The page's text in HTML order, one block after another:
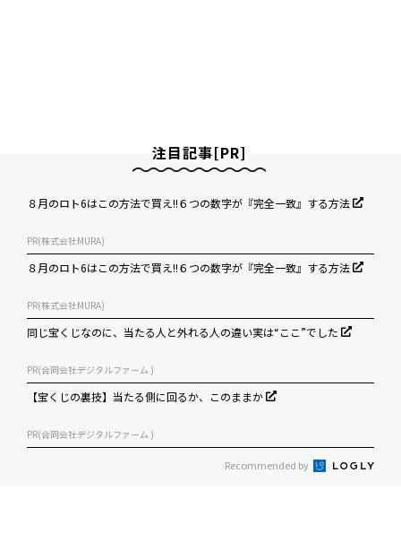
注目記事[PR]
８月のロト6はこの方法で買え!!６つの数字が『完全一致』する方法
PR(株式会社MURA)
８月のロト6はこの方法で買え!!６つの数字が『完全一致』する方法
PR(株式会社MURA)
同じ宝くじなのに、当たる人と外れる人の違い実は“ここ”でした
PR(合同会社デジタルファーム )
【宝くじの裏技】当たる側に回るか、このままか
PR(合同会社デジタルファーム )
Recommended by